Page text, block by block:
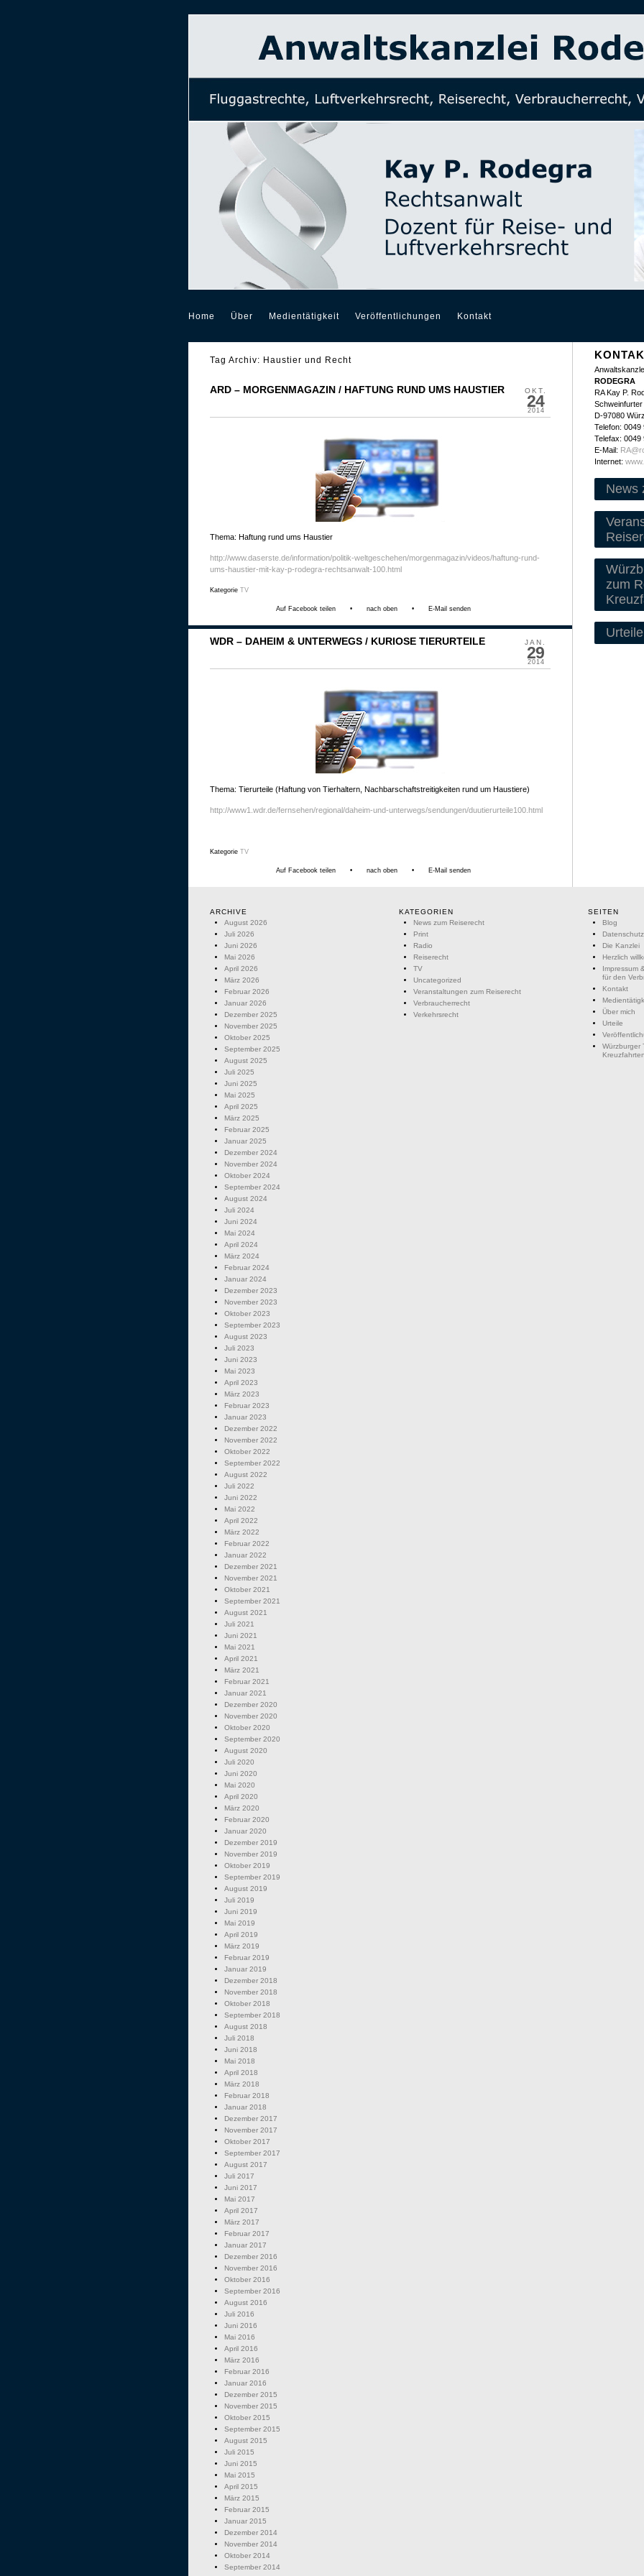
Home Über Medientätigkeit Veröffentlichungen Kontakt
Tag Archiv: Haustier und Recht
OKT.
24
2014
ARD – MORGENMAGAZIN / HAFTUNG RUND UMS HAUSTIER
Thema: Haftung rund ums Haustier
http://www.daserste.de/information/politik-weltgeschehen/morgenmagazin/videos/haftung-rund-
ums-haustier-mit-kay-p-rodegra-rechtsanwalt-100.html
Kategorie TV
Auf Facebook teilen • nach oben • E-Mail senden
JAN.
29
2014
WDR – DAHEIM & UNTERWEGS / KURIOSE TIERURTEILE
Thema: Tierurteile (Haftung von Tierhaltern, Nachbarschaftstreitigkeiten rund um Haustiere)
http://www1.wdr.de/fernsehen/regional/daheim-und-unterwegs/sendungen/duutierurteile100.html
Kategorie TV
Auf Facebook teilen • nach oben • E-Mail senden
RODEGRA
RA Kay P.
Schweinfurter
D-97080
Telefon: 0049
Telefax: 0049
E-Mail:
Internet:
News
zum
Urteile
ARCHIVE
August 2026
Juli 2026
Juni 2026
Mai 2026
April 2026
März 2026
Februar 2026
Januar 2026
Dezember 2025
November 2025
Oktober 2025
September 2025
August 2025
Juli 2025
Juni 2025
Mai 2025
April 2025
März 2025
Februar 2025
Januar 2025
Dezember 2024
November 2024
Oktober 2024
September 2024
August 2024
Juli 2024
Juni 2024
Mai 2024
April 2024
März 2024
Februar 2024
Januar 2024
Dezember 2023
November 2023
Oktober 2023
September 2023
August 2023
Juli 2023
Juni 2023
Mai 2023
April 2023
März 2023
Februar 2023
Januar 2023
Dezember 2022
November 2022
Oktober 2022
September 2022
August 2022
Juli 2022
Juni 2022
Mai 2022
April 2022
März 2022
Februar 2022
Januar 2022
Dezember 2021
November 2021
Oktober 2021
September 2021
August 2021
Juli 2021
Juni 2021
Mai 2021
April 2021
März 2021
Februar 2021
Januar 2021
Dezember 2020
November 2020
Oktober 2020
September 2020
August 2020
Juli 2020
Juni 2020
Mai 2020
April 2020
März 2020
Februar 2020
Januar 2020
Dezember 2019
November 2019
Oktober 2019
September 2019
August 2019
Juli 2019
Juni 2019
Mai 2019
April 2019
März 2019
Februar 2019
Januar 2019
Dezember 2018
November 2018
Oktober 2018
September 2018
August 2018
Juli 2018
Juni 2018
Mai 2018
April 2018
März 2018
Februar 2018
Januar 2018
Dezember 2017
November 2017
Oktober 2017
September 2017
August 2017
Juli 2017
Juni 2017
Mai 2017
April 2017
März 2017
Februar 2017
Januar 2017
Dezember 2016
November 2016
Oktober 2016
September 2016
August 2016
Juli 2016
Juni 2016
Mai 2016
April 2016
März 2016
Februar 2016
Januar 2016
Dezember 2015
November 2015
Oktober 2015
September 2015
August 2015
Juli 2015
Juni 2015
Mai 2015
April 2015
März 2015
Februar 2015
Januar 2015
Dezember 2014
November 2014
Oktober 2014
September 2014
KATEGORIEN
News zum Reiserecht
Print
Radio
Reiserecht
TV
Uncategorized
Veranstaltungen zum Reiserecht
Verbraucherrecht
Verkehrsrecht
SEITEN
Blog
Datenschutz
Die Kanzlei
Herzlich
Impressum
für den
Kontakt
Über mich
Urteile
Würzburger
Kreuzfahrten